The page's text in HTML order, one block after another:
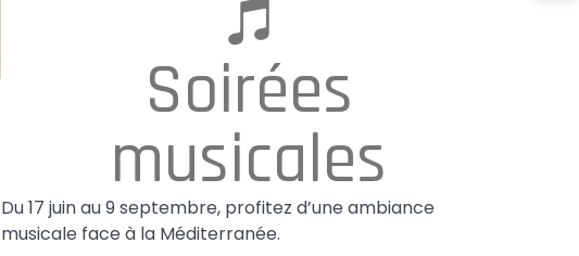
Soirées
musicales
Du 17 juin au 9 septembre, profitez d’une ambiance
musicale face à la Méditerranée.